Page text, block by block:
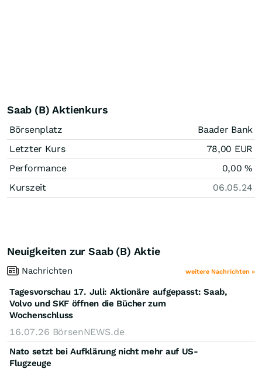
Saab (B) Aktienkurs
Börsenplatz
Baader Bank
Letzter Kurs
78,00 EUR
Performance
0,00%
Kurszeit
06.05.24
Neuigkeiten zur Saab (B) Aktie
Nachrichten weitere Nachrichten »
Tagesvorschau 17. Juli: Aktionäre aufgepasst: Saab,
Volvo und SKF öffnen die Bücher zum
Wochenschluss
16.07.26 BörsenNEWS.de
Nato setzt bei Aufklärung nicht mehr auf US-
Flugzeuge